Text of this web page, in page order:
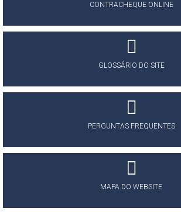
CONTRACHEQUE ONLINE
GLOSSÁRIO DO SITE
PERGUNTAS FREQUENTES
MAPA DO WEBSITE